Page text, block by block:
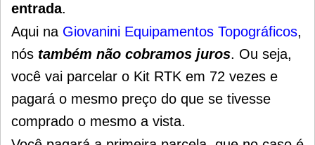
entrada.
Aqui na Giovanini Equipamentos Topográficos,
nós também não cobramos juros. Ou seja,
você vai parcelar o Kit RTK em 72 vezes e
pagará o mesmo preço do que se tivesse
comprado o mesmo a vista.